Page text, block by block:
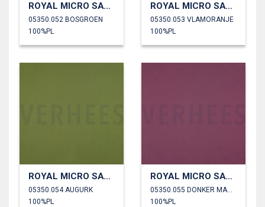
ROYAL MICRO SATIJN
05350.052 BOSGROEN
100%PL
ROYAL MICRO SATIJN
05350.053 VLAMORANJE
100%PL
ROYAL MICRO SATIJN
05350.054 AUGURK
100%PL
ROYAL MICRO SATIJN
05350.055 DONKER MAUVE
100%PL